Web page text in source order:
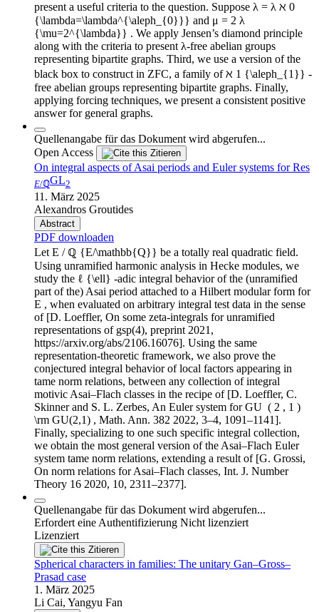
present a useful criteria to the question. Suppose λ = λ ℵ 0
{\lambda=\lambda^{\aleph_{0}}} and μ = 2 λ
{\mu=2^{\lambda}} . We apply Jensen’s diamond principle
along with the criteria to present λ-free abelian groups
representing bipartite graphs. Third, we use a version of the
black box to construct in ZFC, a family of ℵ 1 {\aleph_{1}} -
free abelian groups representing bipartite graphs. Finally,
applying forcing techniques, we present a consistent positive
answer for general graphs.
Quellenangabe für das Dokument wird abgerufen...
Open Access
Zitieren
On integral aspects of Asai periods and Euler systems for Res
E/ℚGL2
11. März 2025
Alexandros Groutides
Abstract
PDF downloaden
Let E / ℚ {E/\mathbb{Q}} be a totally real quadratic field.
Using unramified harmonic analysis in Hecke modules, we
study the ℓ {\ell} -adic integral behavior of the (unramified
part of the) Asai period attached to a Hilbert modular form for
E , when evaluated on arbitrary integral test data in the sense
of [D. Loeffler, On some zeta-integrals for unramified
representations of gsp(4), preprint 2021,
https://arxiv.org/abs/2106.16076]. Using the same
representation-theoretic framework, we also prove the
conjectured integral behavior of local factors appearing in
tame norm relations, between any collection of integral
motivic Asai–Flach classes in the recipe of [D. Loeffler, C.
Skinner and S. L. Zerbes, An Euler system for GU ⁢ ( 2 , 1 )
\rm GU(2,1) , Math. Ann. 382 2022, 3–4, 1091–1141].
Finally, specializing to one such specific integral collection,
we obtain the most general version of the Asai–Flach Euler
system tame norm relations, extending a result of [G. Grossi,
On norm relations for Asai–Flach classes, Int. J. Number
Theory 16 2020, 10, 2311–2377].
Quellenangabe für das Dokument wird abgerufen...
Erfordert eine Authentifizierung Nicht lizenziert
Lizenziert
Zitieren
Spherical characters in families: The unitary Gan–Gross–
Prasad case
1. März 2025
Li Cai, Yangyu Fan